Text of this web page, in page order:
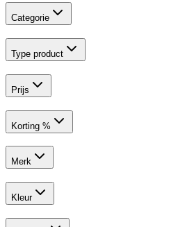
Categorie
Type product
Prijs
Korting %
Merk
Kleur